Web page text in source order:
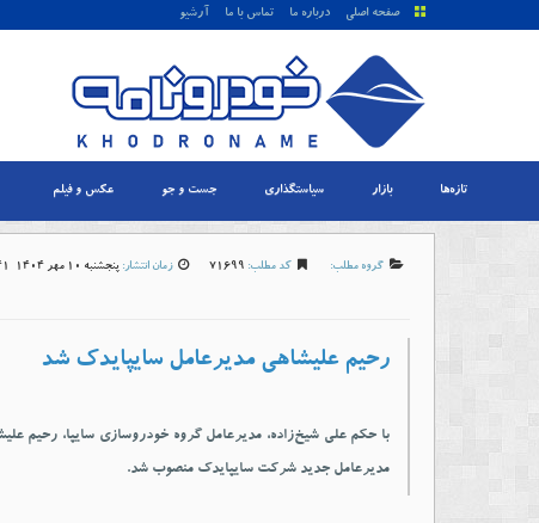
صفحه اصلی درباره ما تماس با ما آرشیو
سیاستگذاری بازار تازه‌ها عکس و فیلم جست و جو
گروه مطلب: کد مطلب: 71699 زمان انتشار: پنجشنبه 10 مهر 1404-15:41
رحیم علیشاهی مدیرعامل سایپایدک شد
با حکم علی شیخ‌زاده، مدیرعامل گروه خودروسازی سایپا، رحیم
مدیرعامل جدید شرکت سایپایدک منصوب شد.